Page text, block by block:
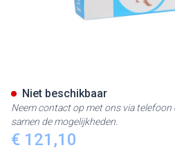
€ 121,10
Niet beschikbaar
Neem contact op met ons via telefoon
samen de mogelijkheden.